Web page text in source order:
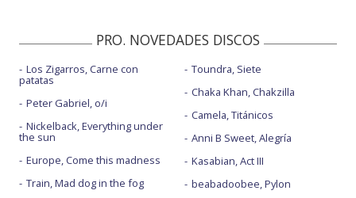
PRO. NOVEDADES DISCOS
Los Zigarros, Carne con
patatas
Peter Gabriel, o/i
Nickelback, Everything under
the sun
Europe, Come this madness
Train, Mad dog in the fog
Toundra, Siete
Chaka Khan, Chakzilla
Camela, Titánicos
Anni B Sweet, Alegría
Kasabian, Act III
beabadoobee, Pylon